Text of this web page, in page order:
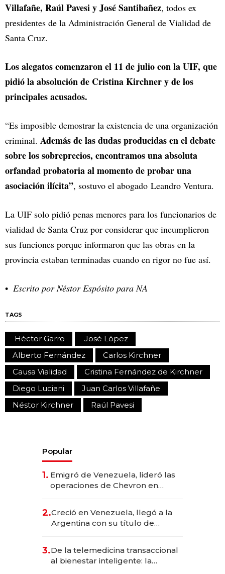
Villafañe, Raúl Pavesi y José Santibañez, todos ex
presidentes de la Administración General de Vialidad de
Santa Cruz.
Los alegatos comenzaron el 11 de julio con la UIF, que
pidió la absolución de Cristina Kirchner y de los
principales acusados.
“Es imposible demostrar la existencia de una organización
criminal. Además de las dudas producidas en el debate
sobre los sobreprecios, encontramos una absoluta
orfandad probatoria al momento de probar una
asociación ilícita”, sostuvo el abogado Leandro Ventura.
La UIF solo pidió penas menores para los funcionarios de
vialidad de Santa Cruz por considerar que incumplieron
sus funciones porque informaron que las obras en la
provincia estaban terminadas cuando en rigor no fue así.
Escrito por Néstor Espósito para NA
TAGS
Héctor Garro
José López
Alberto Fernández
Carlos Kirchner
Causa Vialidad
Cristina Fernández de Kirchner
Diego Luciani
Juan Carlos Villafañe
Néstor Kirchner
Raúl Pavesi
Popular
1. Emigró de Venezuela, lideró las
operaciones de Chevron en
2.Creció en Venezuela, llegó a la
Argentina con su título de
las marcas "fast premium"
3.De la telemedicina transaccional
al bienestar inteligente: la